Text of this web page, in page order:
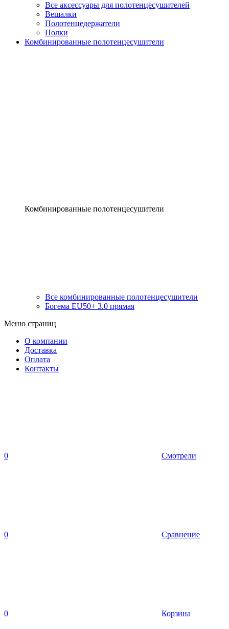
Все аксессуары для полотенцесушителей
Вешалки
Полотенцедержатели
Полки
Комбинированные полотенцесушители
Комбинированные полотенцесушители
Все комбинированные полотенцесушители
Богема EU50+ 3.0 прямая
Меню страниц
О компании
Доставка
Оплата
Контакты
0 Смотрели
0 Сравнение
0 Корзина